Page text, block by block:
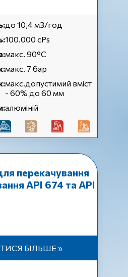
до 10,4 м3/год
100.000 cPs
макс. 90°C
макс. 7 бар
макс.допустимий вміст
- 60% до 60 мм
алюміній
перекачування
API 674 та API
БІЛЬШЕ »